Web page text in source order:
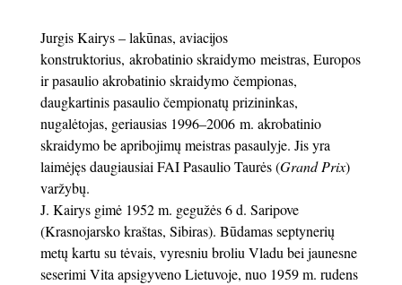
Jurgis Kairys – lakūnas, aviacijos
konstruktorius, akrobatinio skraidymo meistras, Europos
ir pasaulio akrobatinio skraidymo čempionas,
daugkartinis pasaulio čempionatų prizininkas,
nugalėtojas, geriausias 1996–2006 m. akrobatinio
skraidymo be apribojimų meistras pasaulyje. Jis yra
laimėjęs daugiausiai FAI Pasaulio Taurės (Grand Prix)
varžybų.
J. Kairys gimė 1952 m. gegužės 6 d. Saripove
(Krasnojarsko kraštas, Sibiras). Būdamas septynerių
metų kartu su tėvais, vyresniu broliu Vladu bei jaunesne
seserimi Vita apsigyveno Lietuvoje, nuo 1959 m. rudens